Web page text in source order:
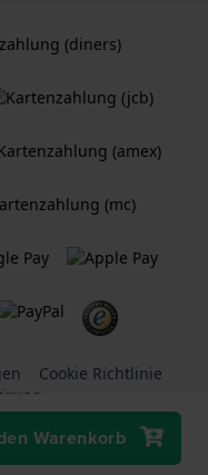
Warenkorb
Cookie Richtlinie